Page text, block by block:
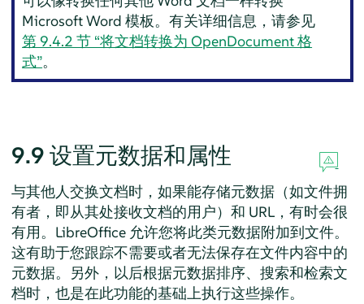
Microsoft Word 模板。有关详细信息，请参见
第 9.4.2 节 “将文档转换为 OpenDocument 格
式”。
9.9 设置元数据和属性
与其他人交换文档时，如果能存储元数据（如文件拥
有者，即从其处接收文档的用户）和 URL，有时会很
有用。LibreOffice 允许您将此类元数据附加到文件。
这有助于您跟踪不需要或者无法保存在文件内容中的
元数据。另外，以后根据元数据排序、搜索和检索文
档时，也是在此功能的基础上执行这些操作。